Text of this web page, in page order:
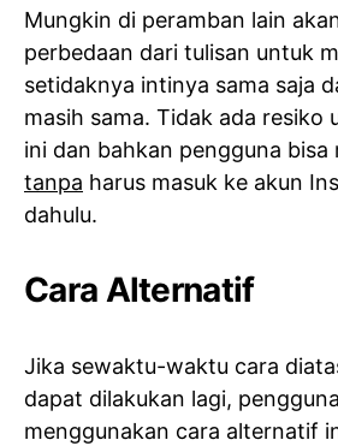
Mungkin di peramban lain
perbedaan dari tulisan untuk
setidaknya intinya sama saja
masih sama. Tidak ada resiko
ini dan bahkan pengguna bisa
tanpa harus masuk ke akun
dahulu.
Cara Alternatif
Jika sewaktu-waktu cara
dapat dilakukan lagi,
menggunakan cara alternatif